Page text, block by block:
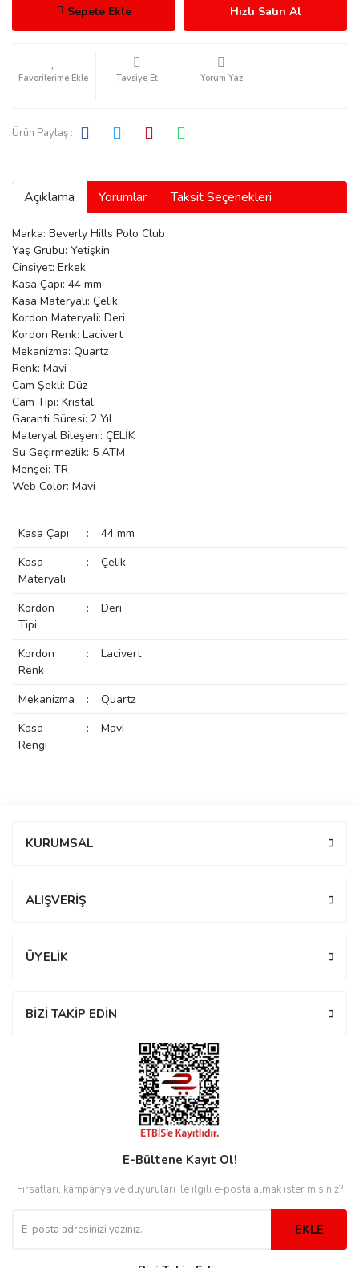
Manoir
Sepete Ekle Hızlı Satın Al
Tavsiye Et Yorum Yaz
Ürün Paylaş :
Açıklama Yorumlar Taksit Seçenekleri
Marka: Beverly Hills Polo Club
Yaş Grubu: Yetişkin
Cinsiyet: Erkek
Kasa Çapı: 44 mm
Kasa Materyali: Çelik
Kordon Materyali: Deri
Kordon Renk: Lacivert
Mekanizma: Quartz
Renk: Mavi
Cam Şekli: Düz
Cam Tipi: Kristal
Garanti Süresi: 2 Yıl
Materyal Bileşeni: ÇELİK
Su Geçirmezlik: 5 ATM
Menşei: TR
Web Color: Mavi
Kasa Çapı :
44 mm
Kasa
Materyali
: Çelik
Kordon
Tipi
: Deri
Kordon
Renk
: Lacivert
Mekanizma :
Quartz
Kasa
Rengi
: Mavi
KURUMSAL
ALIŞVERİŞ
ÜYELİK
BİZİ TAKİP EDİN
E-Bültene Kayıt Ol!
Fırsatları, kampanya ve duyuruları ile ilgili e-posta almak ister misiniz?
EKLE